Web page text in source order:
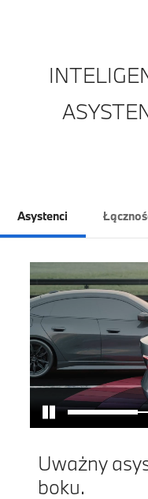
Asystenci
Uważny
boku.